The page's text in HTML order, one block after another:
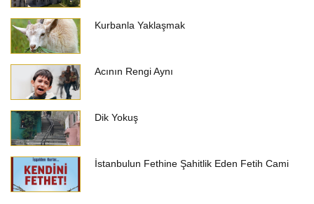
Kurbanla Yaklaşmak
Acının Rengi Aynı
Dik Yokuş
İstanbulun Fethine Şahitlik Eden Fetih Cami